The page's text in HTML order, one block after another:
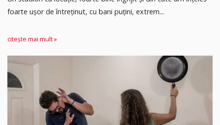
foarte ușor de întreținut, cu bani puțini, extrem...
citește mai mult »